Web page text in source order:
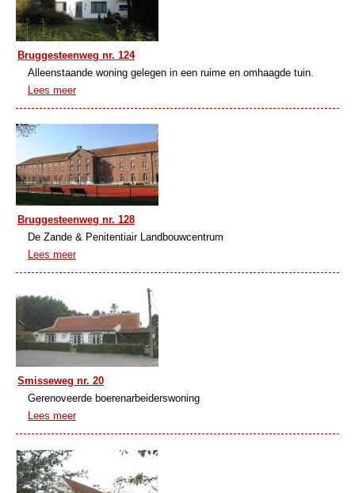
Bruggesteenweg nr. 124
Alleenstaande woning gelegen in een ruime en omhaagde tuin.
Lees meer
Bruggesteenweg nr. 128
De Zande & Penitentiair Landbouwcentrum
Lees meer
Smisseweg nr. 20
Gerenoveerde boerenarbeiderswoning
Lees meer